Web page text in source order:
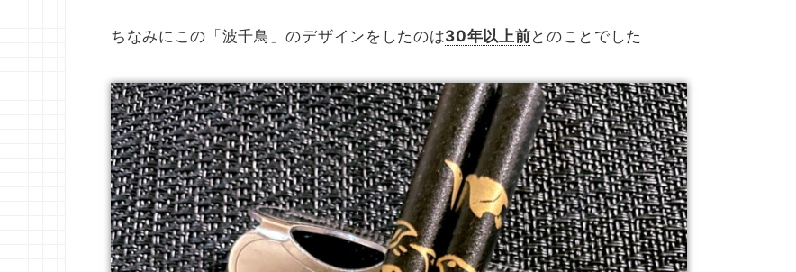
ちなみにこの「波千鳥」のデザインをしたのは30年以上前とのことでした